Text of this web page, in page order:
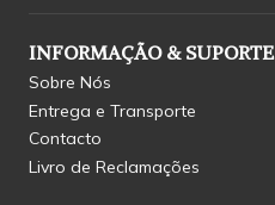
INFORMAÇÃO & SUPORTE
Sobre Nós
Entrega e Transporte
Contacto
Livro de Reclamações